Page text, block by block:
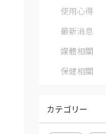
使用心得
最新消息
媒體相關
保健相關
カテゴリー